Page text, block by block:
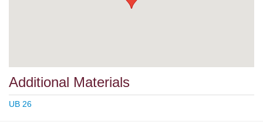
Additional Materials
UB 26